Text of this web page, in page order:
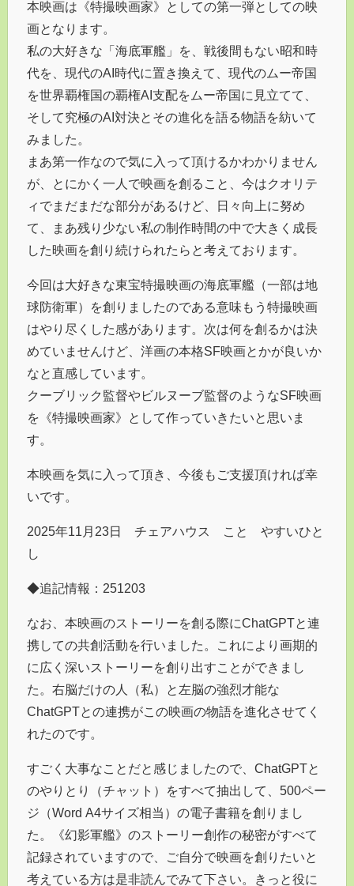
本映画は《特撮映画家》としての第一弾としての映
画となります。
私の大好きな「海底軍艦」を、戦後間もない昭和時
代を、現代のAI時代に置き換えて、現代のムー帝国
を世界覇権国の覇権AI支配をムー帝国に見立てて、
そして究極のAI対決とその進化を語る物語を紡いて
みました。
まあ第一作なので気に入って頂けるかわかりません
が、とにかく一人で映画を創ること、今はクオリテ
ィでまだまだな部分があるけど、日々向上に努め
て、まあ残り少ない私の制作時間の中で大きく成長
した映画を創り続けられたらと考えております。
今回は大好きな東宝特撮映画の海底軍艦（一部は地
球防衛軍）を創りましたのである意味もう特撮映画
はやり尽くした感があります。次は何を創るかは決
めていませんけど、洋画の本格SF映画とかが良いか
なと直感しています。
クーブリック監督やビルヌーブ監督のようなSF映画
を《特撮映画家》として作っていきたいと思いま
す。
本映画を気に入って頂き、今後もご支援頂ければ幸
いです。
2025年11月23日 チェアハウス こと やすいひと
し
◆追記情報：251203
なお、本映画のストーリーを創る際にChatGPTと連
携しての共創活動を行いました。これにより画期的
に広く深いストーリーを創り出すことができまし
た。右脳だけの人（私）と左脳の強烈才能な
ChatGPTとの連携がこの映画の物語を進化させてく
れたのです。
すごく大事なことだと感じましたので、ChatGPTと
のやりとり（チャット）をすべて抽出して、500ペー
ジ（Word A4サイズ相当）の電子書籍を創りまし
た。《幻影軍艦》のストーリー創作の秘密がすべて
記録されていますので、ご自分で映画を創りたいと
考えている方は是非読んでみて下さい。きっと役に